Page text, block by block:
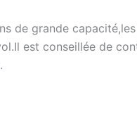
de grande
est conseillée de